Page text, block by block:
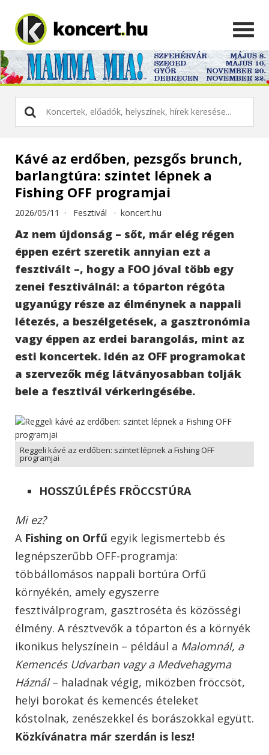
Kávé az erdőben, pezsgős brunch,
barlangtúra: szintet lépnek a
Fishing OFF programjai
2026/05/11 · Fesztivál · koncert.hu
Az nem újdonság – sőt, már elég régen
éppen ezért szeretik annyian ezt a
fesztivált –, hogy a FOO jóval több egy
zenei fesztiválnál: a tóparton régóta
ugyanúgy része az élménynek a nappali
létezés, a beszélgetések, a gasztronómia
vagy éppen az erdei barangolás, mint az
esti koncertek. Idén az OFF programokat
a szervezők még látványosabban tolják
bele a fesztivál vérkeringésébe.
Reggeli kávé az erdőben: szintet lépnek a Fishing OFF
programjai
HOSSZÚLÉPÉS FRÖCCSTÚRA
Mi ez?
A Fishing on Orfű egyik legismertebb és
legnépszerűbb OFF-programja:
többállomásos nappali bortúra Orfű
környékén, amely egyszerre
fesztiválprogram, gasztroséta és közösségi
élmény. A résztvevők a tóparton és a környék
ikonikus helyszínein – például a Malomnál, a
Kemencés Udvarban vagy a Medvehagyma
Háznál– haladnak végig, miközben fröccsöt,
helyi borokat és kemencés ételeket
kóstolnak, zenészekkel és borászokkal együtt.
Közkívánatra már szerdán is lesz!